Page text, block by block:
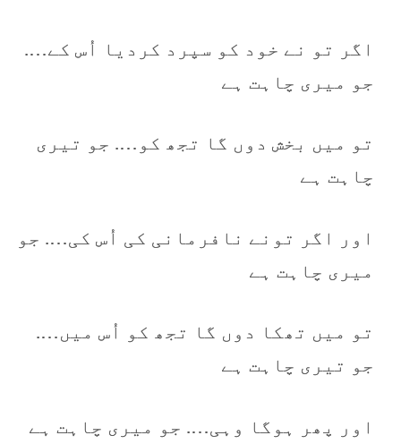
اگر تو نے خود کو سپرد کردیا اُس کے….
جو میری چاہت ہے
تو میں بخش دوں گا تجھ کو…. جو تیری
چاہت ہے
اور اگر تونے نافرمانی کی اُس کی…. جو
میری چاہت ہے
تو میں تھکا دوں گا تجھ کو اُس میں….
جو تیری چاہت ہے
اور پھر ہوگا وہی…. جو میری چاہت ہے